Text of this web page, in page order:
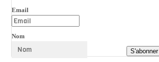
Email
Nom
S'abonner